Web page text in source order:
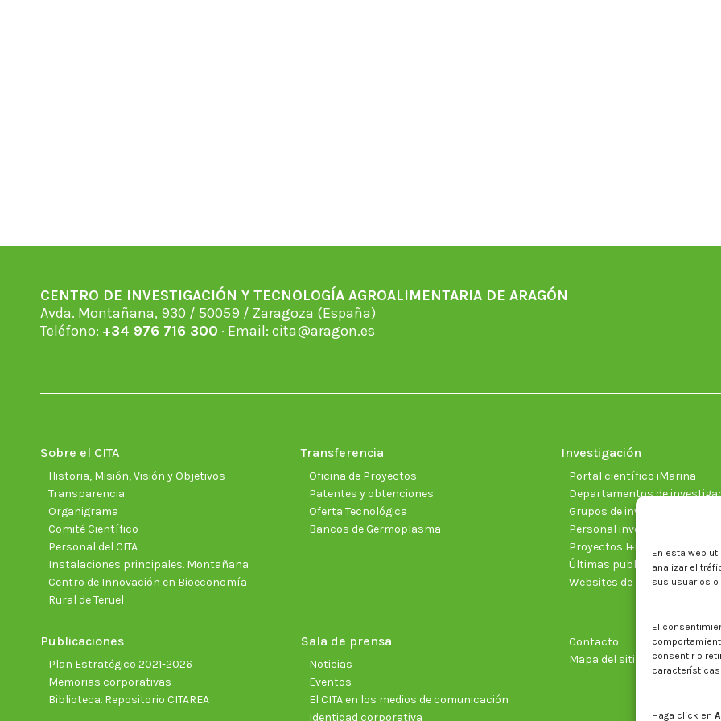
En esta web
analizar el
sus usuarios
El
consentir o
Haga click en
CENTRO DE INVESTIGACIÓN Y TECNOLOGÍA AGROALIMENTARIA DE ARAGÓN
Avda. Montañana, 930 / 50059 / Zaragoza (España)
Teléfono: +34 976 716 300 · Email: cita@aragon.es
Sobre el CITA
Historia, Misión, Visión y Objetivos
Transparencia
Organigrama
Comité Científico
Personal del CITA
Instalaciones principales. Montañana
Centro de Innovación en Bioeconomía
Rural de Teruel
Transferencia
Oficina de Proyectos
Patentes y obtenciones
Oferta Tecnológica
Bancos de Germoplasma
Investigación
Portal científico iMarina
Departamentos de
Grupos de investigación
Personal investigador
Proyectos I+D+I vigentes
Últimas publicaciones
Websites de proyectos
Publicaciones
Plan Estratégico 2021-2026
Memorias corporativas
Biblioteca. Repositorio CITAREA
Sala de prensa
Noticias
Eventos
El CITA en los medios de comunicación
Identidad corporativa
Contacto
Mapa del sitio web